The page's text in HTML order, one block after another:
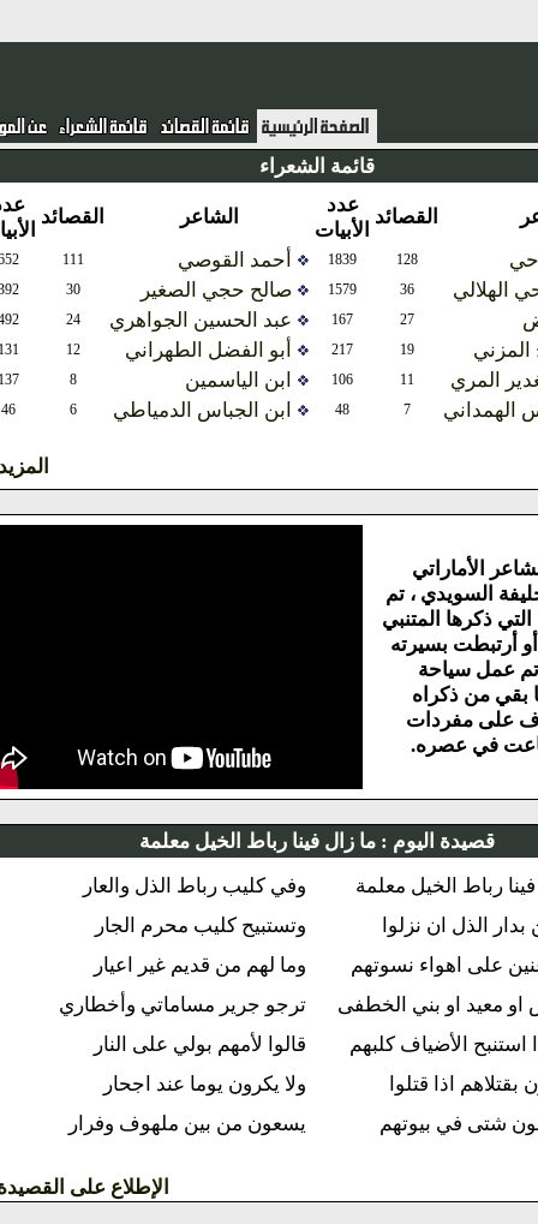
قائمة الشعراء
القصائد
عدد
الأبيات
الشاعر القصائد
عدد
الأبيات
أحمد القوصي
صالح حجي الصغير
عبد الحسين الجواهري 24
أبو الفضل الطهراني
11 ابن الياسمين
7 ابن الجباس الدمياطي 6
المزيد ...
، تم
المتنبي
بسيرته
سياحة
من ذكراه
مفردات
في عصره.
قصيدة اليوم :ما زال فينا رباط الخيل معلمة
رباط الخيل معلمة
وفي كليب رباط الذل والعار
الذل ان نزلوا
وتستبيح كليب محرم الجار
اهواء نسوتهم
وما لهم من قديم غير اعيار
او بني الخطفى
ترجو جرير مساماتي وأخطاري
الأضياف كلبهم
قالوا لأمهم بولي على النار
اذا قتلوا
ولا يكرون يوما عند اجحار
شتى في بيوتهم
يسعون من بين ملهوف وفرار
الإطلاع على القصيدة »»